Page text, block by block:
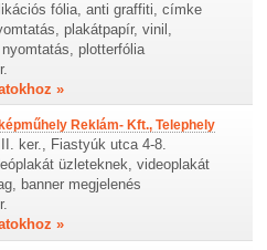
fólia, anti graffiti, címke
plakátpapír, vinil,
plotterfólia
»
Reklám- Kft., Telephely
ker., Fiastyúk utca 4-8.
üzleteknek, videoplakát
banner megjelenés
»